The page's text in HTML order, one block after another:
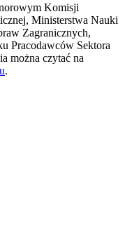
Komisji
Ministerstwa Nauki
Zagranicznych,
Pracodawców Sektora
można czytać na
.